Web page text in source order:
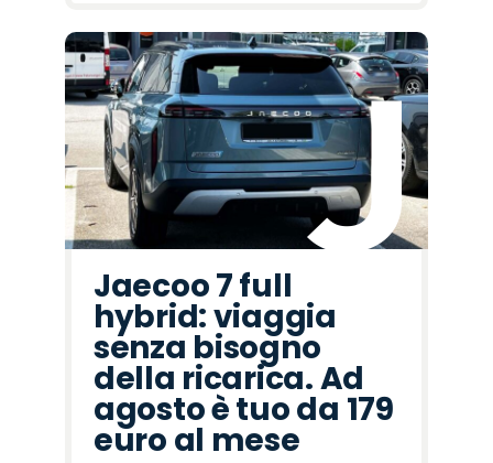
Jaecoo 7 full
hybrid: viaggia
senza bisogno
della ricarica. Ad
agosto è tuo da 179
euro al mese